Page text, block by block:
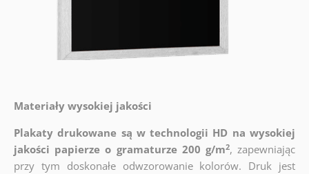
Materiały wysokiej jakości
Plakaty drukowane są w technologii HD na wysokiej
jakości papierze o gramaturze 200 g/m2, zapewniając
przy tym doskonałe odwzorowanie kolorów. Druk jest